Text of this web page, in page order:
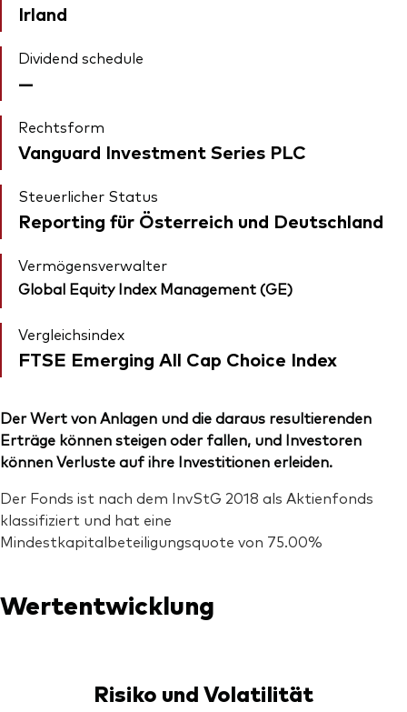
Irland
Dividend schedule
—
Rechtsform
Vanguard Investment Series PLC
Steuerlicher Status
Reporting für Österreich und Deutschland
Vermögensverwalter
Global Equity Index Management (GE)
Vergleichsindex
FTSE Emerging All Cap Choice Index
Der Wert von Anlagen und die daraus resultierenden
Erträge können steigen oder fallen, und Investoren
können Verluste auf ihre Investitionen erleiden.
Der Fonds ist nach dem InvStG 2018 als Aktienfonds
klassifiziert und hat eine
Mindestkapitalbeteiligungsquote von 75.00%
Wertentwicklung
Risiko und Volatilität